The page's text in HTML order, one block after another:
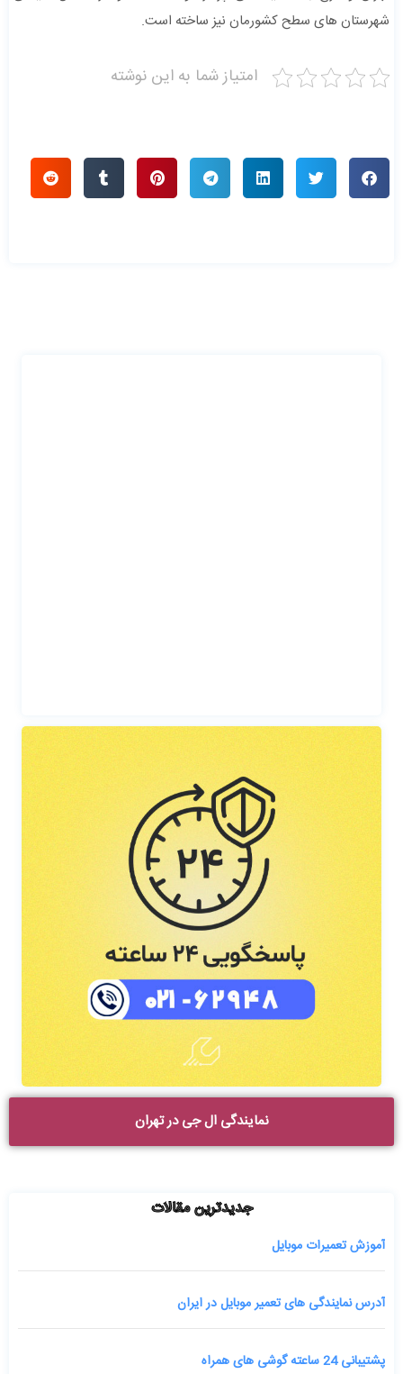
شهرستان های سطح کشورمان نیز ساخته است.
امتیاز شما به این نوشته
نمایندگی ال جی در تهران
جدیدترین مقالات
آموزش تعمیرات موبایل
آدرس نمایندگی های تعمیر موبایل در ایران
پشتیبانی 24 ساعته گوشی های همراه